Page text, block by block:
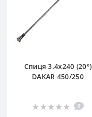
Спиця 3.4х240 (20°)
DAKAR 450/250
0